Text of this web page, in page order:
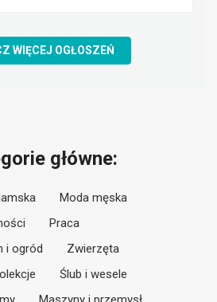
WIĘCEJ OGŁOSZEŃ
główne:
Moda męska
Praca
i ogród
Zwierzęta
Ślub i wesele